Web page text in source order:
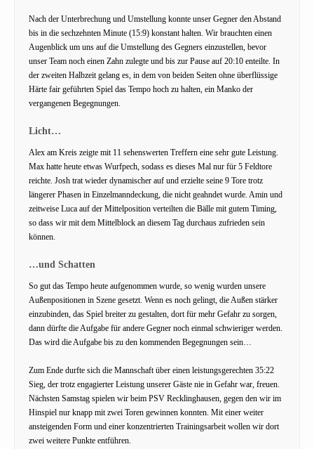
Nach der Unterbrechung und Umstellung konnte unser Gegner den Abstand
bis in die sechzehnten Minute (15:9) konstant halten. Wir brauchten einen
Augenblick um uns auf die Umstellung des Gegners einzustellen, bevor
unser Team noch einen Zahn zulegte und bis zur Pause auf 20:10 enteilte. In
der zweiten Halbzeit gelang es, in dem von beiden Seiten ohne überflüssige
Härte fair geführten Spiel das Tempo hoch zu halten, ein Manko der
vergangenen Begegnungen.
Licht…
Alex am Kreis zeigte mit 11 sehenswerten Treffern eine sehr gute Leistung.
Max hatte heute etwas Wurfpech, sodass es dieses Mal nur für 5 Feldtore
reichte. Josh trat wieder dynamischer auf und erzielte seine 9 Tore trotz
längerer Phasen in Einzelmanndeckung, die nicht geahndet wurde. Amin und
zeitweise Luca auf der Mittelposition verteilten die Bälle mit gutem Timing,
so dass wir mit dem Mittelblock an diesem Tag durchaus zufrieden sein
können.
…und Schatten
So gut das Tempo heute aufgenommen wurde, so wenig wurden unsere
Außenpositionen in Szene gesetzt. Wenn es noch gelingt, die Außen stärker
einzubinden, das Spiel breiter zu gestalten, dort für mehr Gefahr zu sorgen,
dann dürfte die Aufgabe für andere Gegner noch einmal schwieriger werden.
Das wird die Aufgabe bis zu den kommenden Begegnungen sein…
Zum Ende durfte sich die Mannschaft über einen leistungsgerechten 35:22
Sieg, der trotz engagierter Leistung unserer Gäste nie in Gefahr war, freuen.
Nächsten Samstag spielen wir beim PSV Recklinghausen, gegen den wir im
Hinspiel nur knapp mit zwei Toren gewinnen konnten. Mit einer weiter
ansteigenden Form und einer konzentrierten Trainingsarbeit wollen wir dort
zwei weitere Punkte entführen.